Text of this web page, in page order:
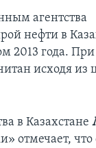
агентства
нефти в
2013 года.
исходя из
в Казахстане
отмечает, что